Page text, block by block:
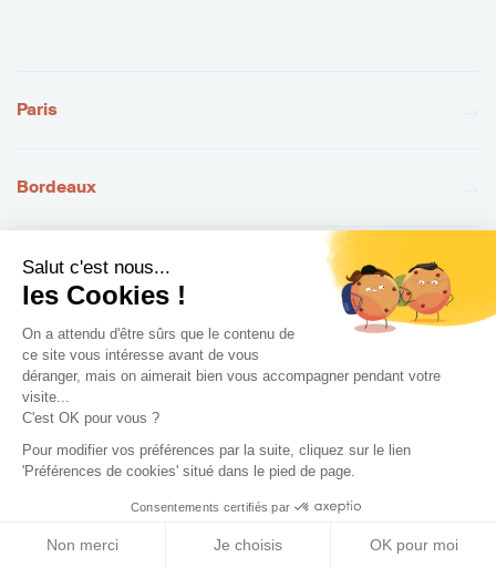
Salut c'est nous...
les Cookies !
On a attendu d'être sûrs que le contenu de
ce site vous intéresse avant de vous
déranger, mais on aimerait bien vous accompagner pendant votre
visite...
C'est OK pour vous ?
Pour modifier vos préférences par la suite, cliquez sur le lien
'Préférences de cookies' situé dans le pied de page.
Consentements certifiés par
Non merci Je choisis OK pour moi
Paris
Bordeaux
Lyon
Lille
Marseille